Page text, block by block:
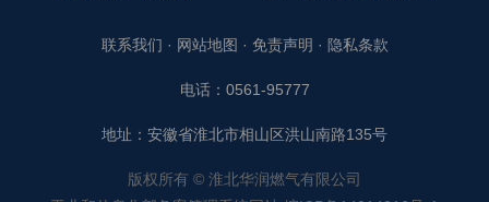
联系我们 · 网站地图 · 免责声明 · 隐私条款
电话：0561-95777
地址：安徽省淮北市相山区洪山南路135号
版权所有 © 淮北华润燃气有限公司